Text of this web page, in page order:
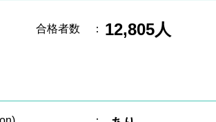
合格者数 ： 12,805人